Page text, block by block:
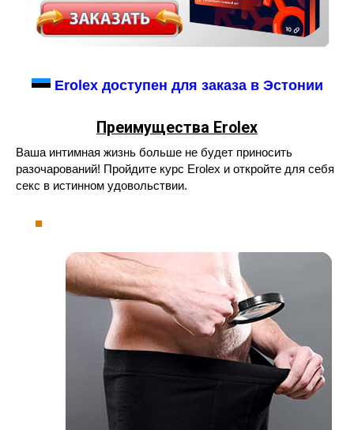
Erolex доступен для заказа в Эстонии
Преимущества Erolex
Ваша интимная жизнь больше не будет приносить
разочарований! Пройдите курс Erolex и откройте для себя
секс в истинном удовольствии.